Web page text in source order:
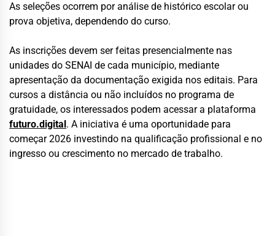
As seleções ocorrem por análise de histórico escolar ou
prova objetiva, dependendo do curso.
As inscrições devem ser feitas presencialmente nas
unidades do SENAI de cada município, mediante
apresentação da documentação exigida nos editais. Para
cursos a distância ou não incluídos no programa de
gratuidade, os interessados podem acessar a plataforma
futuro.digital . A iniciativa é uma oportunidade para
começar 2026 investindo na qualificação profissional e no
ingresso ou crescimento no mercado de trabalho.